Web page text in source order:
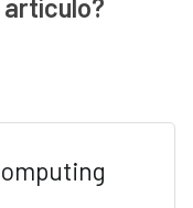
artículo?